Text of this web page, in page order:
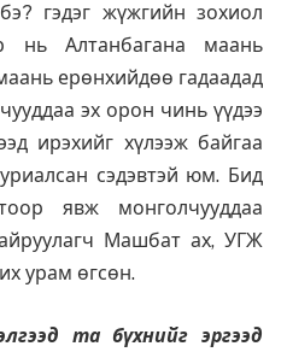
гэдэг жүжгийн зохиол
нь Алтанбагана маань
ерөнхийдөө гадаадад
эх орон чинь үүдээ
ирэхийг хүлээж байгаа
сэдэвтэй юм. Бид
явж монголчууддаа
Машбат ах, УГЖ
урам өгсөн.
та бүхнийг эргээд